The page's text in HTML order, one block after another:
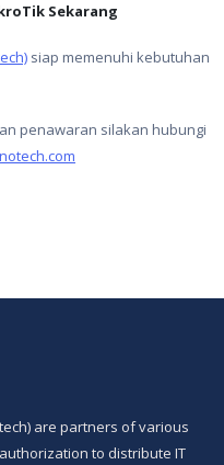
Sekarang
siap memenuhi kebutuhan
penawaran silakan hubungi
are partners of various
to distribute IT